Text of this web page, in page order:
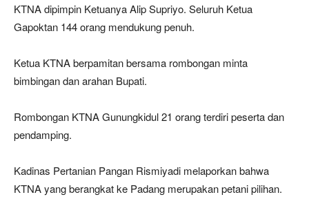
KTNA dipimpin Ketuanya Alip Supriyo. Seluruh Ketua
Gapoktan 144 orang mendukung penuh.
Ketua KTNA berpamitan bersama rombongan minta
bimbingan dan arahan Bupati.
Rombongan KTNA Gunungkidul 21 orang terdiri peserta dan
pendamping.
Kadinas Pertanian Pangan Rismiyadi melaporkan bahwa
KTNA yang berangkat ke Padang merupakan petani pilihan.